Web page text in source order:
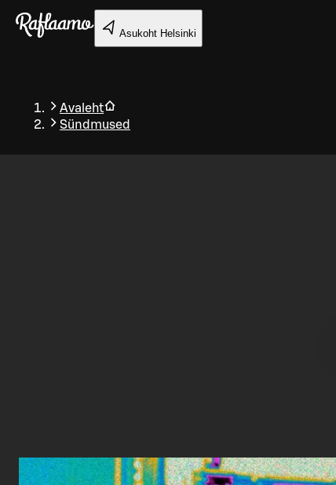
Liigu peamise sisu juurde
Asukoht Helsinki
Avaleht
Sündmused
Tagasi